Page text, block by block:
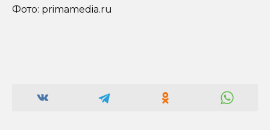
Фото: primamedia.ru